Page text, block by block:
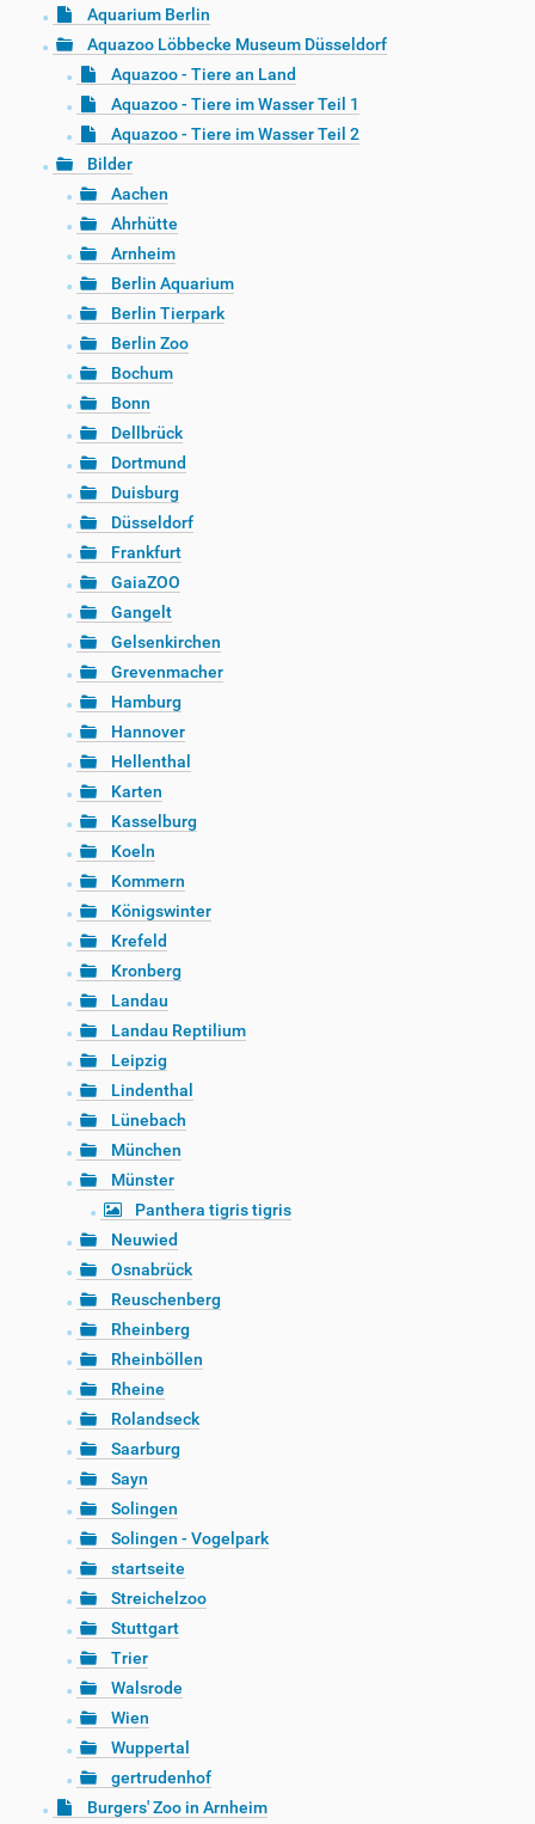
Aquarium Berlin
Aquazoo Löbbecke Museum Düsseldorf
Aquazoo - Tiere an Land
Aquazoo - Tiere im Wasser Teil 1
Aquazoo - Tiere im Wasser Teil 2
Bilder
Aachen
Ahrhütte
Arnheim
Berlin Aquarium
Berlin Tierpark
Berlin Zoo
Bochum
Bonn
Dellbrück
Dortmund
Duisburg
Düsseldorf
Frankfurt
GaiaZOO
Gangelt
Gelsenkirchen
Grevenmacher
Hamburg
Hannover
Hellenthal
Karten
Kasselburg
Koeln
Kommern
Königswinter
Krefeld
Kronberg
Landau
Landau Reptilium
Leipzig
Lindenthal
Lünebach
München
Münster
Panthera tigris tigris
Neuwied
Osnabrück
Reuschenberg
Rheinberg
Rheinböllen
Rheine
Rolandseck
Saarburg
Sayn
Solingen
Solingen - Vogelpark
startseite
Streichelzoo
Stuttgart
Trier
Walsrode
Wien
Wuppertal
gertrudenhof
Burgers' Zoo in Arnheim